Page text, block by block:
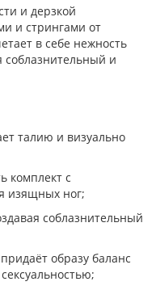
и дерзкой
и стрингами от
в себе нежность
соблазнительный и
талию и визуально
комплект с
изящных ног;
соблазнительный
образу баланс